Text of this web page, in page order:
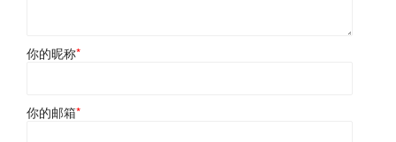
你的昵称*
你的邮箱*